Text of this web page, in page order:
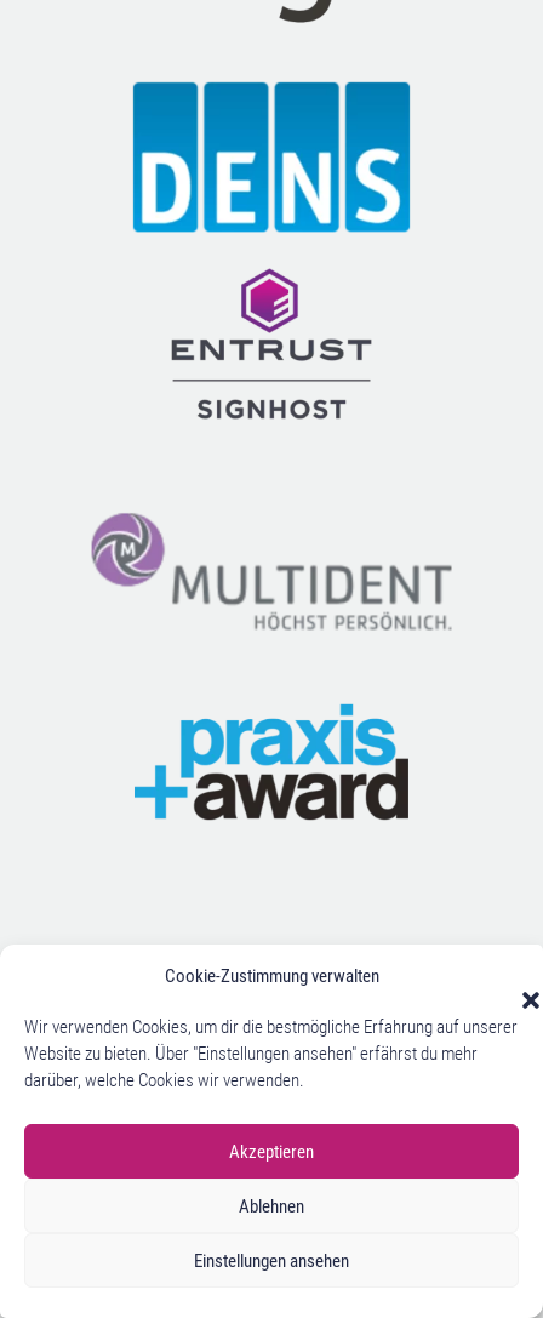
Cookie-Zustimmung verwalten
Wir verwenden Cookies, um dir die bestmögliche Erfahrung auf unserer
Website zu bieten. Über "Einstellungen ansehen" erfährst du mehr
darüber, welche Cookies wir verwenden.
Akzeptieren
Ablehnen
Einstellungen ansehen